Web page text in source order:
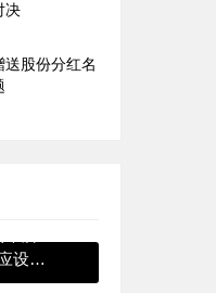
决
股份分红名
设置